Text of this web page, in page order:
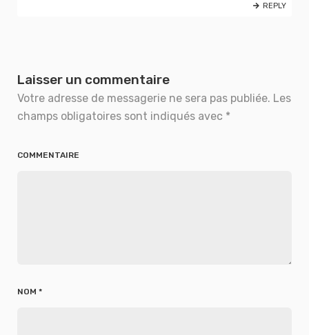
REPLY
Laisser un commentaire
Votre adresse de messagerie ne sera pas publiée. Les
champs obligatoires sont indiqués avec *
COMMENTAIRE
NOM *